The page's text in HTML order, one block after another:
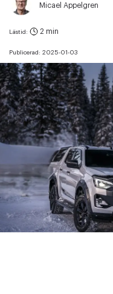
Micael Appelgren
Publicerad: 2025-01-03
Lästid: 2 min